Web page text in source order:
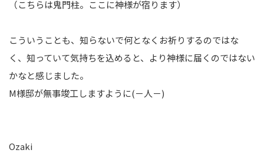
（こちらは鬼門柱。ここに神様が宿ります）
こういうことも、知らないで何となくお祈りするのではな
く、知っていて気持ちを込めると、より神様に届くのではない
かなと感じました。
M様邸が無事竣工しますように(－人－)
Ozaki